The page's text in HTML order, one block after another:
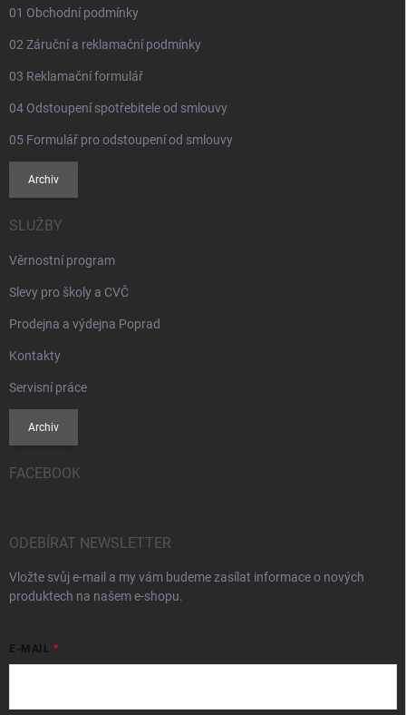
01 Obchodní podmínky
02 Záruční a reklamační podmínky
03 Reklamační formulář
04 Odstoupení spotřebitele od smlouvy
05 Formulář pro odstoupení od smlouvy
Archiv
SLUŽBY
Věrnostní program
Slevy pro školy a CVČ
Prodejna a výdejna Poprad
Kontakty
Servisní práce
Archiv
FACEBOOK
ODEBÍRAT NEWSLETTER
Vložte svůj e-mail a my vám budeme zasílat informace o nových
produktech na našem e-shopu.
E-MAIL